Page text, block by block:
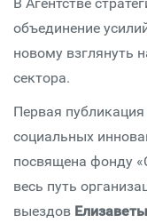
объединение
новому взглянуть
сектора.
Первая
социальных
посвящена фонду
весь путь
выездов